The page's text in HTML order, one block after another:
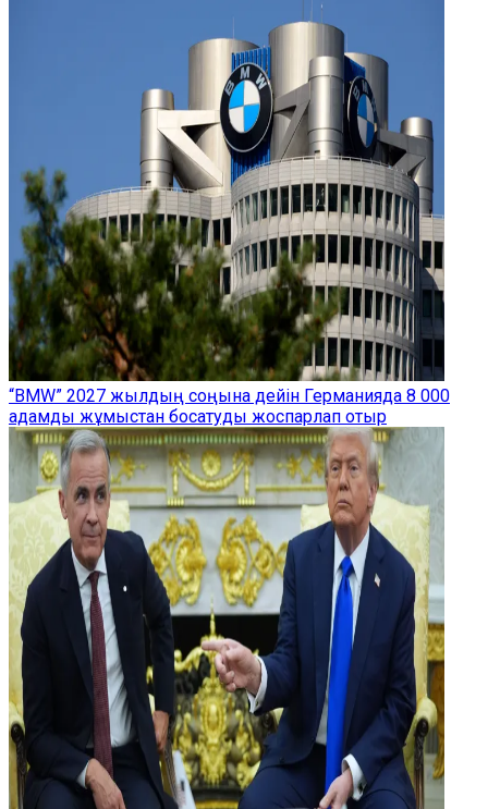
“BMW” 2027 жылдың соңына дейін Германияда 8 000
адамды жұмыстан босатуды жоспарлап отыр